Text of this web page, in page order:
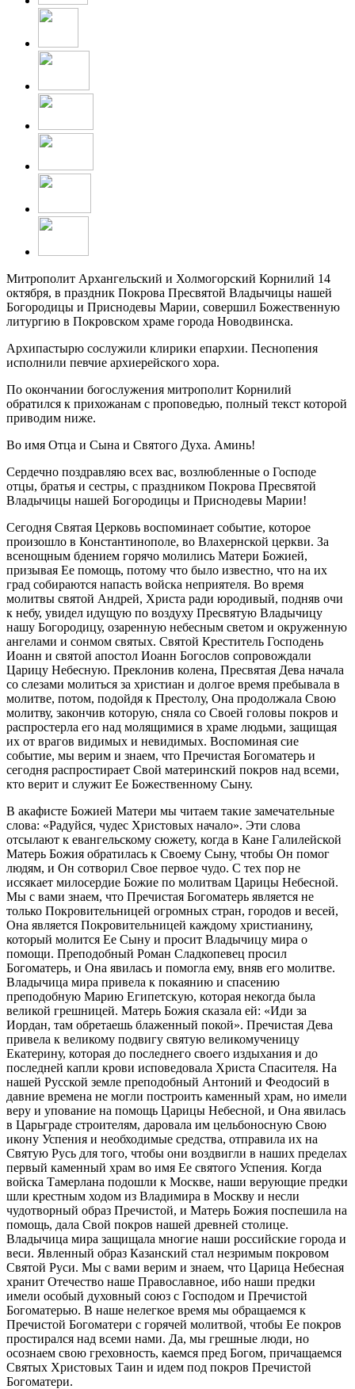
Митрополит Архангельский и Холмогорский Корнилий 14
октября, в праздник Покрова Пресвятой Владычицы нашей
Богородицы и Приснодевы Марии, совершил Божественную
литургию в Покровском храме города Новодвинска.
Архипастырю сослужили клирики епархии. Песнопения
исполнили певчие архиерейского хора.
По окончании богослужения митрополит Корнилий
обратился к прихожанам с проповедью, полный текст которой
приводим ниже.
Во имя Отца и Сына и Святого Духа. Аминь!
Сердечно поздравляю всех вас, возлюбленные о Господе
отцы, братья и сестры, с праздником Покрова Пресвятой
Владычицы нашей Богородицы и Приснодевы Марии!
Сегодня Святая Церковь воспоминает событие, которое
произошло в Константинополе, во Влахернской церкви. За
всенощным бдением горячо молились Матери Божией,
призывая Ее помощь, потому что было известно, что на их
град собираются напасть войска неприятеля. Во время
молитвы святой Андрей, Христа ради юродивый, подняв очи
к небу, увидел идущую по воздуху Пресвятую Владычицу
нашу Богородицу, озаренную небесным светом и окруженную
ангелами и сонмом святых. Святой Креститель Господень
Иоанн и святой апостол Иоанн Богослов сопровождали
Царицу Небесную. Преклонив колена, Пресвятая Дева начала
со слезами молиться за христиан и долгое время пребывала в
молитве, потом, подойдя к Престолу, Она продолжала Свою
молитву, закончив которую, сняла со Своей головы покров и
распростерла его над молящимися в храме людьми, защищая
их от врагов видимых и невидимых. Воспоминая сие
событие, мы верим и знаем, что Пречистая Богоматерь и
сегодня распростирает Свой материнский покров над всеми,
кто верит и служит Ее Божественному Сыну.
В акафисте Божией Матери мы читаем такие замечательные
слова: «Радуйся, чудес Христовых начало». Эти слова
отсылают к евангельскому сюжету, когда в Кане Галилейской
Матерь Божия обратилась к Своему Сыну, чтобы Он помог
людям, и Он сотворил Свое первое чудо. С тех пор не
иссякает милосердие Божие по молитвам Царицы Небесной.
Мы с вами знаем, что Пречистая Богоматерь является не
только Покровительницей огромных стран, городов и весей,
Она является Покровительницей каждому христианину,
который молится Ее Сыну и просит Владычицу мира о
помощи. Преподобный Роман Сладкопевец просил
Богоматерь, и Она явилась и помогла ему, вняв его молитве.
Владычица мира привела к покаянию и спасению
преподобную Марию Египетскую, которая некогда была
великой грешницей. Матерь Божия сказала ей: «Иди за
Иордан, там обретаешь блаженный покой». Пречистая Дева
привела к великому подвигу святую великомученицу
Екатерину, которая до последнего своего издыхания и до
последней капли крови исповедовала Христа Спасителя. На
нашей Русской земле преподобный Антоний и Феодосий в
давние времена не могли построить каменный храм, но имели
веру и упование на помощь Царицы Небесной, и Она явилась
в Царьграде строителям, даровала им цельбоносную Свою
икону Успения и необходимые средства, отправила их на
Святую Русь для того, чтобы они воздвигли в наших пределах
первый каменный храм во имя Ее святого Успения. Когда
войска Тамерлана подошли к Москве, наши верующие предки
шли крестным ходом из Владимира в Москву и несли
чудотворный образ Пречистой, и Матерь Божия поспешила на
помощь, дала Свой покров нашей древней столице.
Владычица мира защищала многие наши российские города и
веси. Явленный образ Казанский стал незримым покровом
Святой Руси. Мы с вами верим и знаем, что Царица Небесная
хранит Отечество наше Православное, ибо наши предки
имели особый духовный союз с Господом и Пречистой
Богоматерью. В наше нелегкое время мы обращаемся к
Пречистой Богоматери с горячей молитвой, чтобы Ее покров
простирался над всеми нами. Да, мы грешные люди, но
осознаем свою греховность, каемся пред Богом, причащаемся
Святых Христовых Таин и идем под покров Пречистой
Богоматери.